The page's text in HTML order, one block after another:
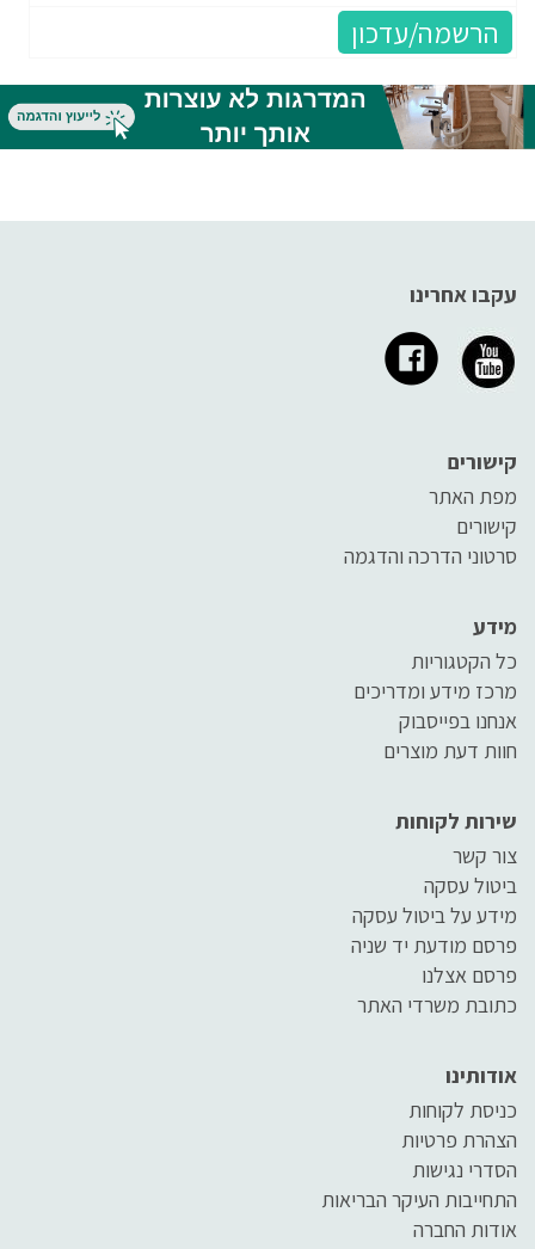
עקבו אחרינו
קישורים
מפת האתר
קישורים
סרטוני הדרכה והדגמה
מידע
כל הקטגוריות
מרכז מידע ומדריכים
אנחנו בפייסבוק
חוות דעת מוצרים
שירות לקוחות
צור קשר
ביטול עסקה
מידע על ביטול עסקה
פרסם מודעת יד שניה
פרסם אצלנו
כתובת משרדי האתר
אודותינו
כניסת לקוחות
הצהרת פרטיות
הסדרי נגישות
התחייבות העיקר הבריאות
אודות החברה